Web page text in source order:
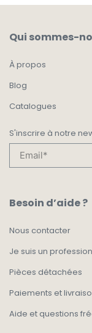
Qui sommes-
À propos
Blog
Catalogues
S'inscrire à notre
Besoin d’aide ?
Nous contacter
Je suis un
Pièces détachées
Paiements et
Aide et questions